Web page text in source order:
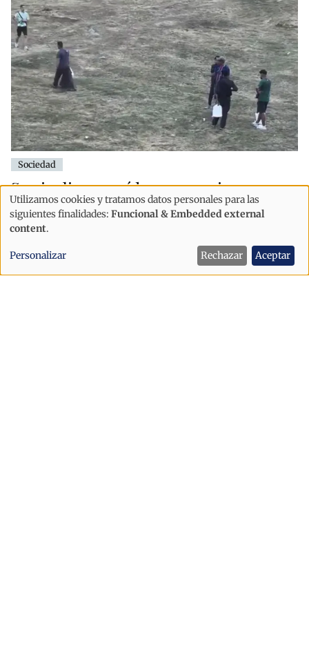
Sociedad
Se viraliza un vídeo con varias
escenas relacionadas con el
contrabando de tabaco en el Pas de la
Uso
de
datos
personales
Utilizamos cookies y tratamos datos personales para las
siguientes finalidades: Funcional & Embedded external
content.
Personalizar Rechazar Aceptar